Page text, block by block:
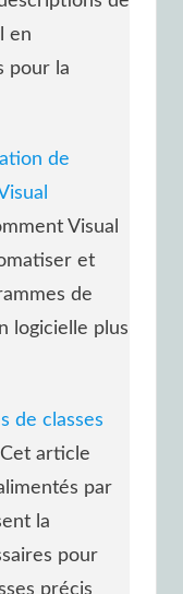
en
pour la
de
Visual
et
de
logicielle plus
de classes
article
par
la
pour
précis